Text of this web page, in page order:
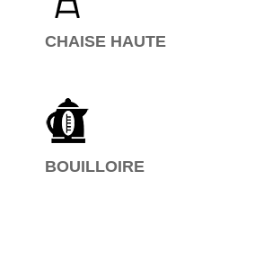
CHAISE HAUTE
BOUILLOIRE